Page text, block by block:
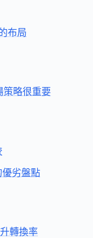
布局
策略很重要
優劣盤點
轉換率